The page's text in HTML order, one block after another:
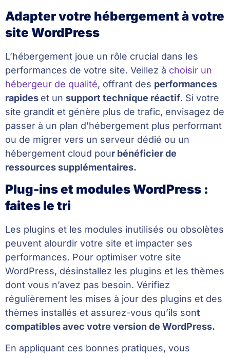
Adapter votre hébergement à votre
site WordPress
L’hébergement joue un rôle crucial dans les
performances de votre site. Veillez à choisir un
hébergeur de qualité, offrant des performances
rapides et un support technique réactif. Si votre
site grandit et génère plus de trafic, envisagez de
passer à un plan d’hébergement plus performant
ou de migrer vers un serveur dédié ou un
hébergement cloud pour bénéficier de
ressources supplémentaires.
Plug-ins et modules WordPress :
faites le tri
Les plugins et les modules inutilisés ou obsolètes
peuvent alourdir votre site et impacter ses
performances. Pour optimiser votre site
WordPress, désinstallez les plugins et les thèmes
dont vous n’avez pas besoin. Vérifiez
régulièrement les mises à jour des plugins et des
thèmes installés et assurez-vous qu’ils sont
compatibles avec votre version de WordPress.
En appliquant ces bonnes pratiques, vous